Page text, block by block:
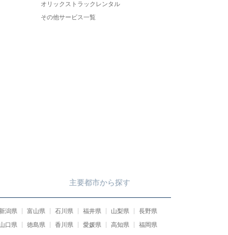
オリックストラックレンタル
その他サービス一覧
主要都市から探す
新潟県 富山県 石川県 福井県 山梨県
長野県
山口県 徳島県 香川県 愛媛県 高知県 福岡県